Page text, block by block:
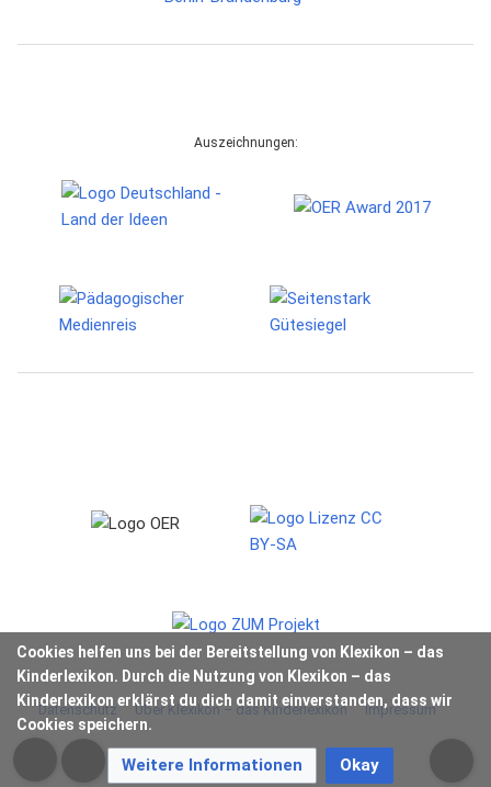
Cookies helfen uns bei der Bereitstellung von Klexikon – das
Kinderlexikon. Durch die Nutzung von Klexikon – das
Kinderlexikon erklärst du dich damit einverstanden, dass wir
Cookies speichern.
Weitere Informationen Okay
Auszeichnungen:
Datenschutz Über Klexikon – das Kinderlexikon Impressum